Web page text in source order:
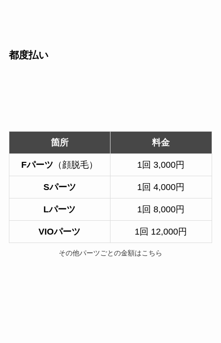
都度払い
箇所 料金
Fパーツ （顔脱毛） 1回 3,000円
Sパーツ 1回 4,000円
Lパーツ 1回 8,000円
VIOパーツ 1回 12,000円
その他パーツごとの金額はこちら